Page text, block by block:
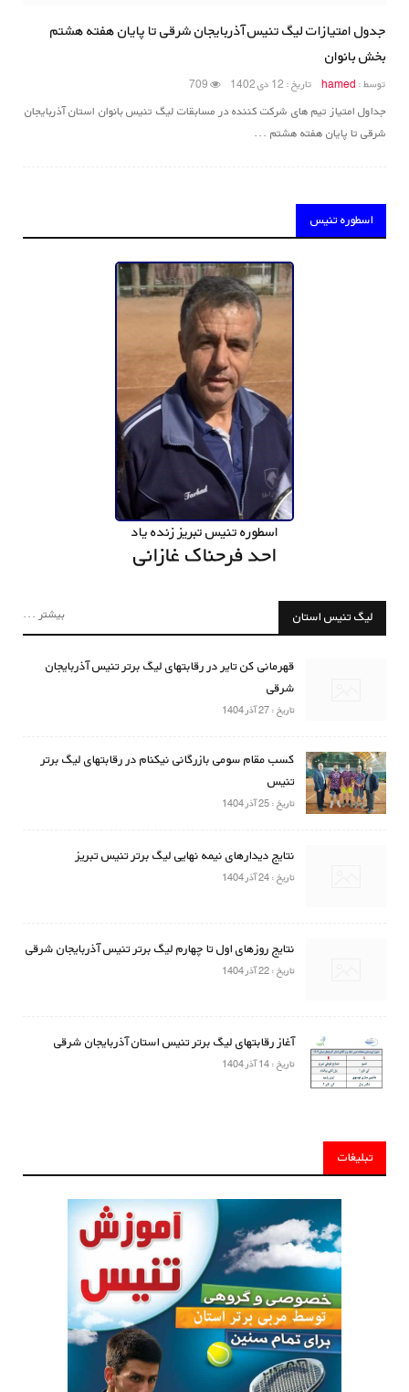
جدول امتیازات لیگ تنیس آذربایجان شرقی تا پایان هفته هشتم
بخش بانوان
توسط : hamed تاریخ : 12 دی 1402
جداول امتیاز تیم های شرکت کننده در مسابقات لیگ تنیس بانوان استان آذربایجان
شرقی تا پایان هفته هشتم ...
اسطوره تنیس
اسطوره تنیس تبریز زنده یاد
احد فرحناک غازانی
لیگ تنیس استان بیشتر ...
قهرمانی کن تایر در رقابتهای لیگ برتر تنیس آذربایجان
شرقی
تاریخ : 27 آذر 1404
کسب مقام سومی بازرگانی نیکنام در رقابتهای لیگ برتر
تنیس
تاریخ : 25 آذر 1404
نتایج دیدارهای نیمه نهایی لیگ برتر تنیس تبریز
تاریخ : 24 آذر 1404
نتایج روزهای اول تا چهارم لیگ برتر تنیس آذربایجان شرقی
تاریخ : 22 آذر 1404
آغاز رقابتهای لیگ برتر تنیس استان آذربایجان شرقی
تاریخ : 14 آذر 1404
تبلیغات